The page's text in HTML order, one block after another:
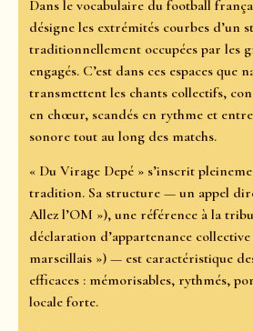
Dans le vocabulaire du football
désigne les extrémités courbes d’un
traditionnellement occupées par les
engagés. C’est dans ces espaces que
transmettent les chants collectifs,
en chœur, scandés en rythme et
sonore tout au long des matchs.
« Du Virage Depé » s’inscrit
tradition. Sa structure — un appel
Allez l’OM »), une référence à la
déclaration d’appartenance
marseillais ») — est caractéristique
efficaces : mémorisables, rythmés,
locale forte.